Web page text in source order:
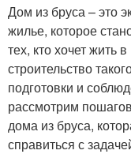
Дом из бруса – это
жилье, которое
тех, кто хочет жить
строительство
подготовки и
рассмотрим
дома из бруса,
справиться с